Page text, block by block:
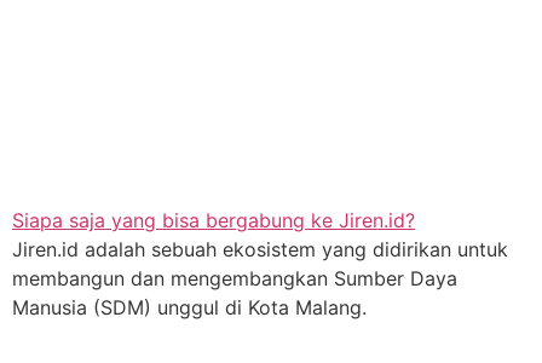
Siapa saja yang bisa bergabung ke Jiren.id?
Jiren.id adalah sebuah ekosistem yang didirikan untuk
membangun dan mengembangkan Sumber Daya
Manusia (SDM) unggul di Kota Malang.